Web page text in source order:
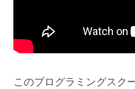
このプログラミングスク